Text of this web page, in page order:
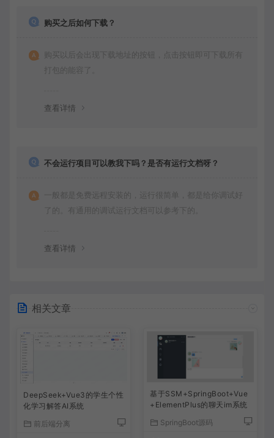
购买之后如何下载？
购买以后会出现下载地址的按钮，点击按钮即可下载所有
打包的能容了。
查看详情
不会运行项目可以教我下吗？是否有运行文档呀？
一般都是免费远程安装的，运行很简单，都是给你调试好
了的。有通用的调试运行文档可以参考下的。
查看详情
相关文章
DeepSeek+Vue3的学生个性
化学习解答AI系统
前后端分离
基于SSM+SpringBoot+Vue
+ElementPlus的聊天im系统
SpringBoot源码